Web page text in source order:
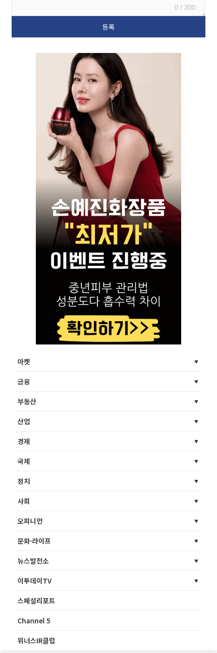
0 / 300
마켓
금융
부동산
산업
경제
국제
정치
사회
오피니언
문화·라이프
뉴스발전소
이투데이TV
스페셜리포트
Channel 5
위너스IR클럽